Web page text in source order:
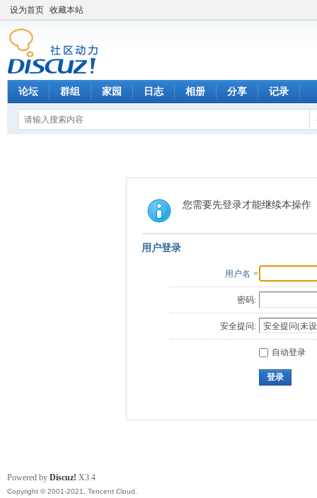
设为首页 收藏本站
论坛 群组 家园 日志 相册 分享 记录
您需要先登录才能继续本操作
用户登录
用户名
密码:
安全提问:
自动登录
登录
Powered by Discuz! X3.4
Copyright © 2001-2021, Tencent Cloud.